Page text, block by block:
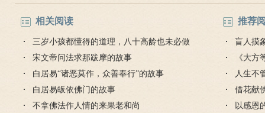
忘念佛
相关阅读
三岁小孩都懂得的道理，八十高龄也未必做
得到
宋文帝问法求那跋摩的故事
白居易“诸恶莫作，众善奉行”的故事
白居易皈依佛门的故事
不拿佛法作人情的来果老和尚
推荐
盲人摸
《大
人生不
对待
借花献
灯佛
以感恩